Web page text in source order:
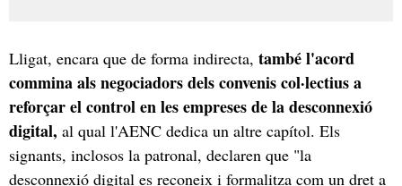
Lligat, encara que de forma indirecta, també l'acord
commina als negociadors dels convenis col·lectius a
reforçar el control en les empreses de la desconnexió
digital, al qual l'AENC dedica un altre capítol. Els
signants, inclosos la patronal, declaren que "la
desconnexió digital es reconeix i formalitza com un dret a